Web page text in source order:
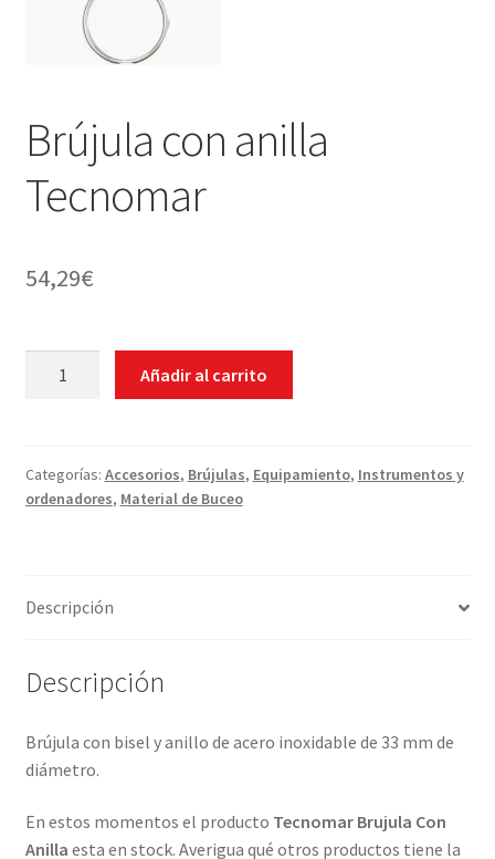
Brújula con anilla
Tecnomar
54,29€
cantidad
Añadir al carrito
Categorías: Accesorios, Brújulas, Equipamiento, Instrumentos y
ordenadores, Material de Buceo
Descripción
Descripción
Brújula con bisel y anillo de acero inoxidable de 33 mm de
diámetro.
En estos momentos el producto Tecnomar Brujula Con
Anilla esta en stock. Averigua qué otros productos tiene la